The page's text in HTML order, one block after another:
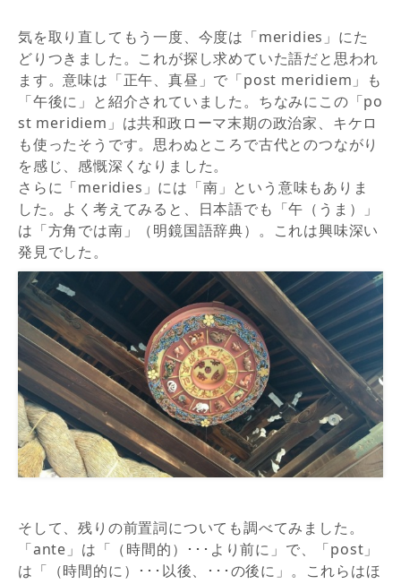
気を取り直してもう一度、今度は「meridies」にた
どりつきました。これが探し求めていた語だと思われ
ます。意味は「正午、真昼」で「post meridiem」も
「午後に」と紹介されていました。ちなみにこの「po
st meridiem」は共和政ローマ末期の政治家、キケロ
も使ったそうです。思わぬところで古代とのつながり
を感じ、感慨深くなりました。
さらに「meridies」には「南」という意味もありま
した。よく考えてみると、日本語でも「午（うま）」
は「方角では南」（明鏡国語辞典）。これは興味深い
発見でした。
そして、残りの前置詞についても調べてみました。
「ante」は「（時間的）･･･より前に」で、「post」
は「（時間的に）･･･以後、･･･の後に」。これらはほ